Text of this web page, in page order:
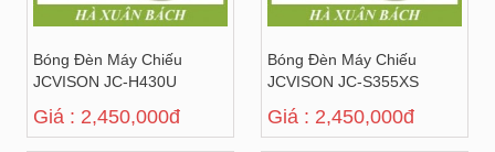
Bóng Đèn Máy Chiếu
JCVISON JC-H430U
Giá : 2,450,000đ
Bóng Đèn Máy Chiếu
JCVISON JC-S355XS
Giá : 2,450,000đ